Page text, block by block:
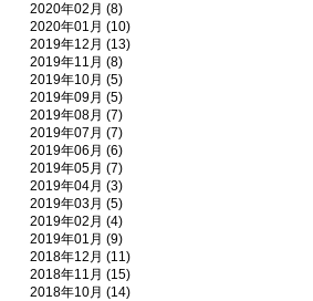
2020年02月 (8)
2020年01月 (10)
2019年12月 (13)
2019年11月 (8)
2019年10月 (5)
2019年09月 (5)
2019年08月 (7)
2019年07月 (7)
2019年06月 (6)
2019年05月 (7)
2019年04月 (3)
2019年03月 (5)
2019年02月 (4)
2019年01月 (9)
2018年12月 (11)
2018年11月 (15)
2018年10月 (14)